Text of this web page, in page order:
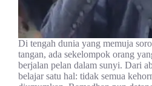
Di tengah dunia yang memuja
tangan, ada sekelompok orang
berjalan pelan dalam sunyi. Dari
belajar satu hal: tidak semua